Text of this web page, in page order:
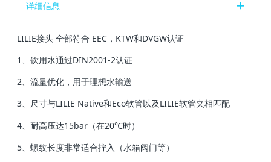
详细信息
LILIE接头 全部符合 EEC，KTW和DVGW认证
1、饮用水通过DIN2001-2认证
2、流量优化，用于理想水输送
3、尺寸与LILIE Native和Eco软管以及LILIE软管夹相匹配
4、耐高压达15bar（在20℃时）
5、螺纹长度非常适合拧入（水箱阀门等）